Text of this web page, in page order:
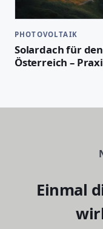
PHOTOVOLTAIK
Solardach für
Österreich –
Einmal